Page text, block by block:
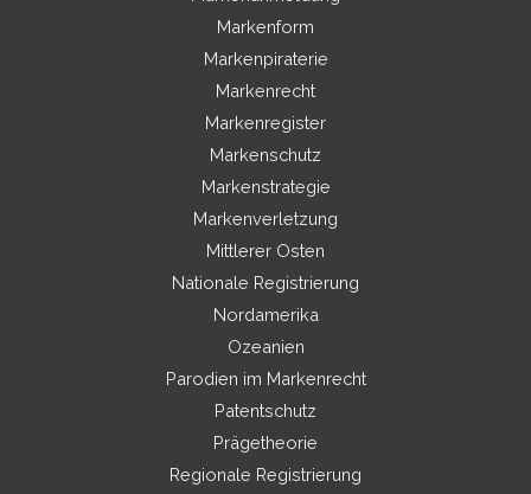
Markenform
Markenpiraterie
Markenrecht
Markenregister
Markenschutz
Markenstrategie
Markenverletzung
Mittlerer Osten
Nationale Registrierung
Nordamerika
Ozeanien
Parodien im Markenrecht
Patentschutz
Prägetheorie
Regionale Registrierung